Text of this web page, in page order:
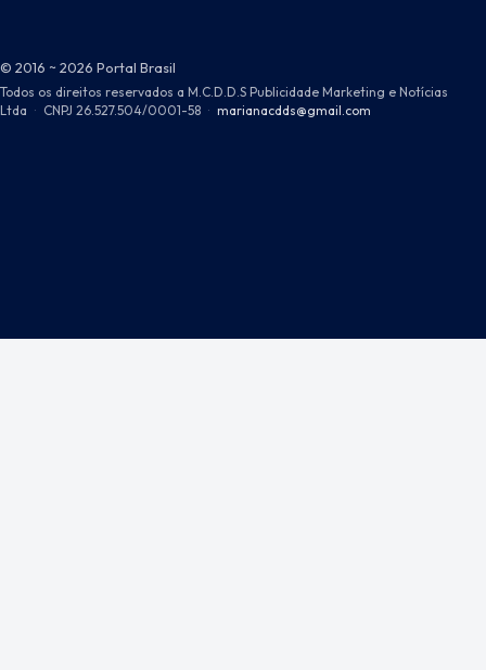
© 2016 ~ 2026 Portal Brasil
Todos os direitos reservados a M.C.D.D.S Publicidade Marketing e Notícias
Ltda · CNPJ 26.527.504/0001-58 · marianacdds@gmail.com